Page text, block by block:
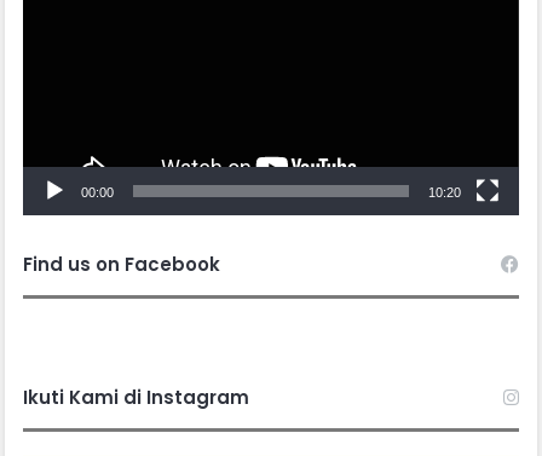
00:00 10:20
Find us on Facebook
Ikuti Kami di Instagram